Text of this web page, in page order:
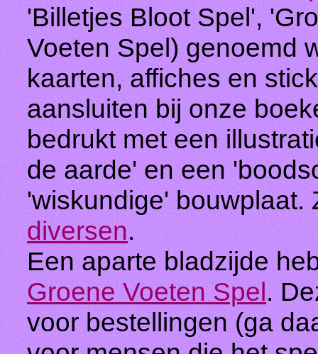
'Billetjes Bloot Spel',
Voeten Spel) genoemd
kaarten, affiches en
aansluiten bij onze
bedrukt met een
de aarde' en een
'wiskundige' bouwplaat.
diversen.
Een aparte bladzijde
Groene Voeten Spel.
voor bestellingen (ga